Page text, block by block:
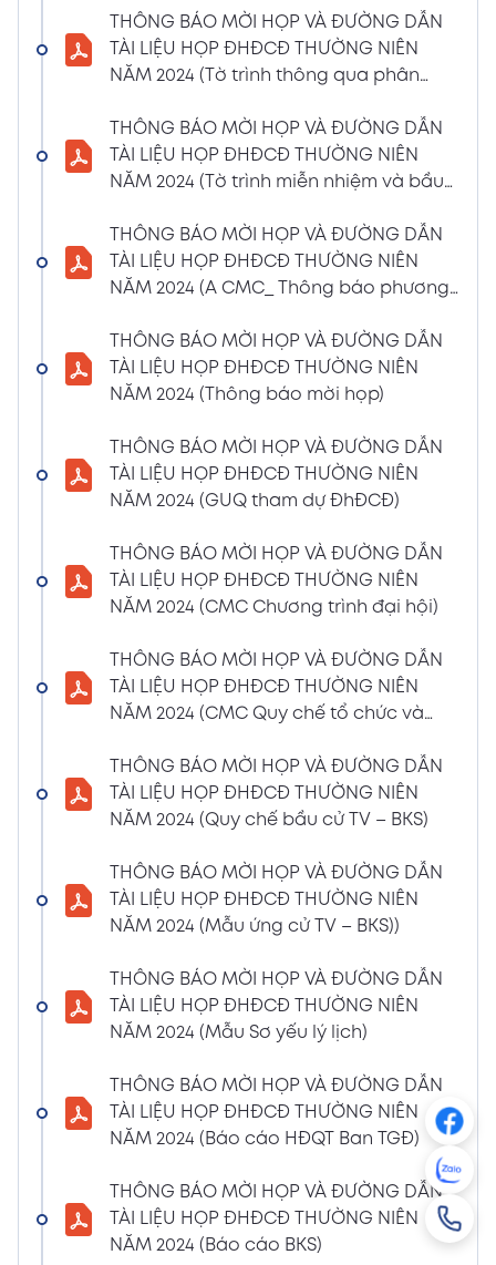
THÔNG BÁO MỜI HỌP VÀ ĐƯỜNG DẪN TÀI
LIỆU HỌP ĐHĐCĐ THƯỜNG NIÊN NĂM 2024
(Dự thảo biên bản họp ĐHĐCĐ)
6:07 PM
THÔNG BÁO MỜI HỌP VÀ ĐƯỜNG DẪN TÀI
LIỆU HỌP ĐHĐCĐ THƯỜNG NIÊN NĂM
01/04/2024
4:00 PM
CBTT về việc nhận được Đơn từ nhiệm vị trí
Thùy Giang và bà Nguyễn Hồng Oanh
04/03/2024
11:29 AM
hiện quyền tham dự ĐHĐCĐ thường niên
năm 2024
Xem PDF
30/01/2024
BÁO CÁO TÌNH HÌNH QUẢN TRỊ NĂM 2023
17/01/2024
Nghị quyết HĐQT số 02 về việc CMC thông
qua việc chốt ngày đăng ký cuối cùng để
thực hiện quyền nhận lãi Trái Phiếu
Xem PDF
NGHỊ QUYẾT SỐ 01/2024/NQ-HĐQT VỀ VIỆC
GÓP VỐN THÀNH LẬP CÔNG TY TNHH ĐẦU
08/01/2024
4:38 PM
CHỨNG NHẬN ĐĂNG KÝ HOẠT ĐỘNG CHI
NHÁNH MÃ SỐ 2600106523-002
Xem PDF
04/01/2024
CBTT VỀ QUYẾT ĐỊNH MIỄN NHIỆM PTGĐ
04/01/2024
CBTT VỀ QUYẾT ĐỊNH BỔ NHIỆM PTGĐ KHỐI
HỖ TRỢ
Xem PDF
18/12/2023
4:48 PM
THÔNG BÁO MỜI HỌP VÀ ĐƯỜNG DẪN
TÀI LIỆU HỌP ĐHĐCĐ THƯỜNG NIÊN
NĂM 2024 (Tờ trình thông qua phân
BKS)
THÔNG BÁO MỜI HỌP VÀ ĐƯỜNG DẪN
TÀI LIỆU HỌP ĐHĐCĐ THƯỜNG NIÊN
NĂM 2024 (Tờ trình miễn nhiệm và bầu
THÔNG BÁO MỜI HỌP VÀ ĐƯỜNG DẪN
TÀI LIỆU HỌP ĐHĐCĐ THƯỜNG NIÊN
NĂM 2024 (A CMC_ Thông báo phương
THÔNG BÁO MỜI HỌP VÀ ĐƯỜNG DẪN
TÀI LIỆU HỌP ĐHĐCĐ THƯỜNG NIÊN
NĂM 2024 (Thông báo mời họp)
THÔNG BÁO MỜI HỌP VÀ ĐƯỜNG DẪN
TÀI LIỆU HỌP ĐHĐCĐ THƯỜNG NIÊN
NĂM 2024 (GUQ tham dự ĐhĐCĐ)
THÔNG BÁO MỜI HỌP VÀ ĐƯỜNG DẪN
TÀI LIỆU HỌP ĐHĐCĐ THƯỜNG NIÊN
NĂM 2024 (CMC Chương trình đại hội)
THÔNG BÁO MỜI HỌP VÀ ĐƯỜNG DẪN
TÀI LIỆU HỌP ĐHĐCĐ THƯỜNG NIÊN
NĂM 2024 (CMC Quy chế tổ chức và
THÔNG BÁO MỜI HỌP VÀ ĐƯỜNG DẪN
TÀI LIỆU HỌP ĐHĐCĐ THƯỜNG NIÊN
NĂM 2024 (Quy chế bầu cử TV – BKS)
THÔNG BÁO MỜI HỌP VÀ ĐƯỜNG DẪN
TÀI LIỆU HỌP ĐHĐCĐ THƯỜNG NIÊN
NĂM 2024 (Mẫu ứng cử TV – BKS))
THÔNG BÁO MỜI HỌP VÀ ĐƯỜNG DẪN
TÀI LIỆU HỌP ĐHĐCĐ THƯỜNG NIÊN
NĂM 2024 (Mẫu Sơ yếu lý lịch)
THÔNG BÁO MỜI HỌP VÀ ĐƯỜNG DẪN
TÀI LIỆU HỌP ĐHĐCĐ THƯỜNG NIÊN
NĂM 2024 (Báo cáo HĐQT Ban TGĐ)
THÔNG BÁO MỜI HỌP VÀ ĐƯỜNG DẪN
TÀI LIỆU HỌP ĐHĐCĐ THƯỜNG NIÊN
NĂM 2024 (Báo cáo BKS)